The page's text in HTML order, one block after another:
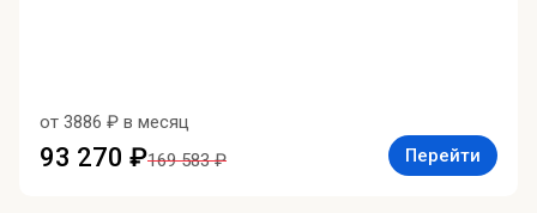
от 3886 ₽ в месяц
93 270 ₽169 583 ₽ Перейти